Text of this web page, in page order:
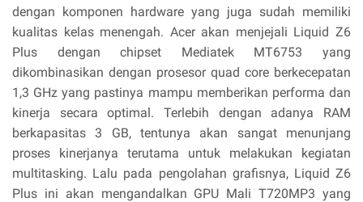
dengan komponen hardware yang juga sudah memiliki
kualitas kelas menengah. Acer akan menjejali Liquid Z6
Plus dengan chipset Mediatek MT6753 yang
dikombinasikan dengan prosesor quad core berkecepatan
1,3 GHz yang pastinya mampu memberikan performa dan
kinerja secara optimal. Terlebih dengan adanya RAM
berkapasitas 3 GB, tentunya akan sangat menunjang
proses kinerjanya terutama untuk melakukan kegiatan
multitasking. Lalu pada pengolahan grafisnya, Liquid Z6
Plus ini akan mengandalkan GPU Mali T720MP3 yang